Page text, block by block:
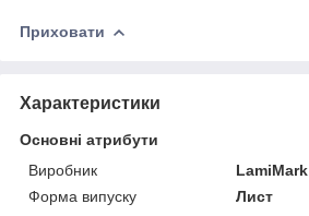
Приховати
Характеристики
Основні атрибути
Виробник
LamiMark
Форма випуску
Лист